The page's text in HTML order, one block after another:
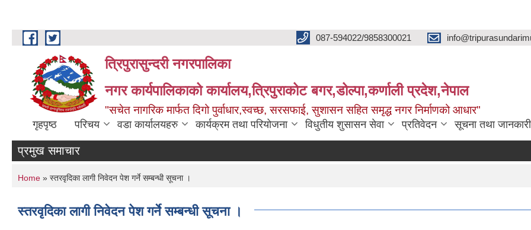
Skip to main content 087-594022/9858300021
त्रिपुरासुन्दरी नगरपालिका
नगर कार्यपालिकाको कार्यालय,त्रिपुराकोट बगर,डोल्पा,कर्णाली प्रदेश,नेपाल
"सचेत नागरिक मार्फत दिगो पुर्वाधार,स्वच्छ, सरसफाई, सुशासन सहित समृद्ध नगर निर्माणको आधार"
गृहपृष्ठ परिचय वडा कार्यालयहरु कार्यक्रम तथा परियोजना विधुतीय शुसासन सेवा प्रतिवेदन सूचना तथा जानकारी
प्रमुख समाचार
You are here
Home » स्तरवृदिका लागी निवेदन पेश गर्ने सम्बन्धी सूचना ।
स्तरवृदिका लागी निवेदन पेश गर्ने सम्बन्धी सूचना ।